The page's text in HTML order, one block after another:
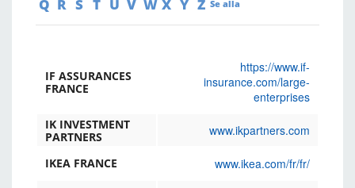
Q R S T U V W X Y Z Se alla
IF ASSURANCES
FRANCE
https://www.if-
insurance.com/large-
enterprises
IK INVESTMENT
PARTNERS www.ikpartners.com
IKEA FRANCE www.ikea.com/fr/fr/